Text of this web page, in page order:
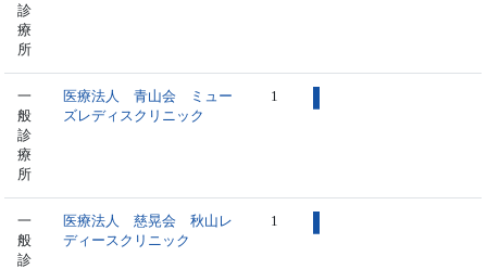
診
療
所
一
般
診
療
所
医療法人 青山会 ミュー
ズレディスクリニック
1
一
般
診
医療法人 慈晃会 秋山レ
ディースクリニック
1